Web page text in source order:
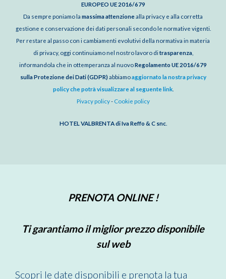
EUROPEO UE 2016/679
Da sempre poniamo la massima attenzionealla privacy e alla corretta
gestione e conservazione dei dati personali secondo le normative vigenti.
Per restare al passo con i cambiamenti evolutivi della normativa in materia
di privacy, oggi continuiamo nel nostro lavoro ditrasparenza,
informandola che in ottemperanza al nuovoRegolamento UE 2016/679
sulla Protezione dei Dati (GDPR)abbiamoaggiornato la nostra privacy
policy che potrà visualizzare al seguente link.
Pivacy policy- Cookie policy
HOTEL VALBRENTA di Iva Reffo & C snc.
PRENOTA ONLINE !
Ti garantiamo il miglior prezzo disponibile
sul web
Scopri le date disponibili e prenota la tua